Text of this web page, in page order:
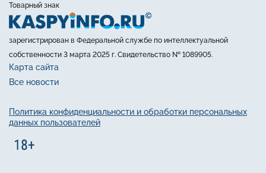
Товарный знак
зарегистрирован в Федеральной службе по интеллектуальной
собственности 3 марта 2025 г. Свидетельство № 1089905.
Карта сайта
Все новости
Политика конфиденциальности и обработки персональных
данных пользователей